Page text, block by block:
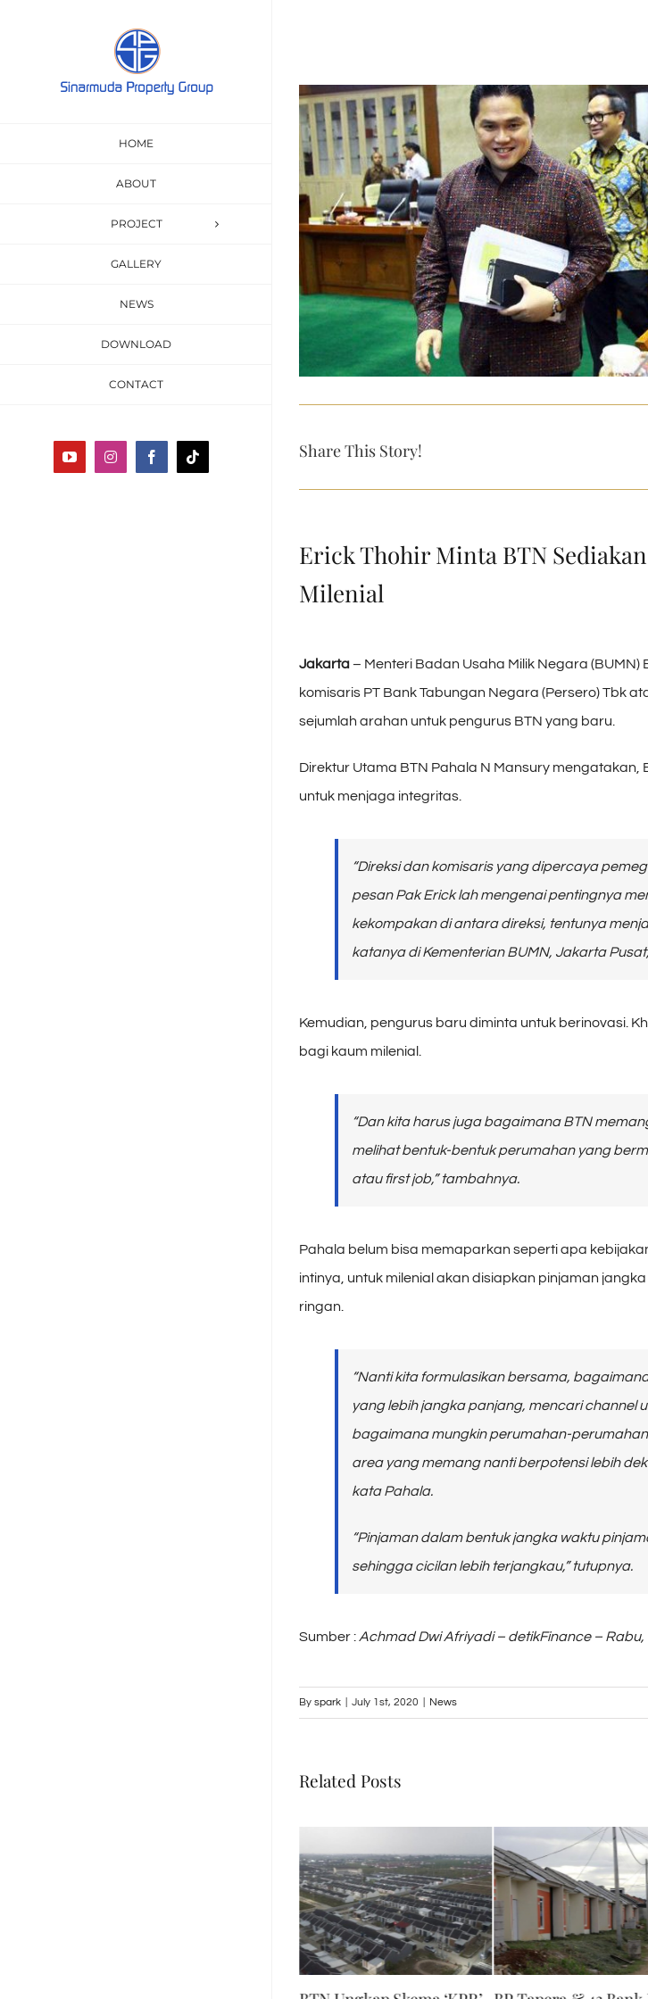
HOME
ABOUT
PROJECT
GALLERY
NEWS
DOWNLOAD
CONTACT
YouTubeInstagramFacebookTiktok
View
Larger
Image
Share This Story!
Erick Thohir Minta BTN
Milenial
Jakarta– Menteri Badan Usaha Milik Negara (BUMN)
komisaris PT Bank Tabungan Negara (Persero) Tbk
sejumlah arahan untuk pengurus BTN yang baru.
Direktur Utama BTN Pahala N Mansury mengatakan,
untuk menjaga integritas.
“Direksi dan komisaris yang dipercaya
pesan Pak Erick lah mengenai pentingnya
kekompakan di antara direksi, tentunya
katanya di Kementerian BUMN, Jakarta
Kemudian, pengurus baru diminta untuk berinovasi.
bagi kaum milenial.
“Dan kita harus juga bagaimana BTN
melihat bentuk-bentuk perumahan yang
atau first job,” tambahnya.
Pahala belum bisa memaparkan seperti apa
intinya, untuk milenial akan disiapkan pinjaman
ringan.
“Nanti kita formulasikan bersama,
yang lebih jangka panjang, mencarichannel
bagaimana mungkin perumahan-
areayang memang nanti berpotensi lebih
kata Pahala.
“Pinjaman dalam bentuk jangka waktu
sehingga cicilan lebih terjangkau,” tutupnya.
Sumber : Achmad Dwi Afriyadi – detikFinance – Rabu,
By spark July 1st, 2020 News
Related Posts